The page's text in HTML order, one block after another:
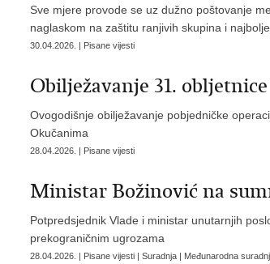
Sve mjere provode se uz dužno poštovanje
naglaskom na zaštitu ranjivih skupina i
30.04.2026. | Pisane vijesti
Obilježavanje 31.
Ovogodišnje obilježavanje pobjedničke
Okučanima
28.04.2026. | Pisane vijesti
Ministar Božinović na
Potpredsjednik Vlade i ministar unutarnjih
prekograničnim ugrozama
28.04.2026. | Pisane vijesti | Suradnja | Međunarodna